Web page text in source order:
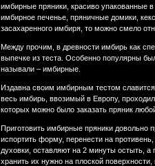
имбирные пряники, красиво упакованные
имбирное печенье, пряничные домики,
засахаренного имбиря, то можно смело
Между прочим, в древности имбирь как
выпечке из теста. Особенно популярны
называли – имбирные.
Издавна своим имбирным тестом славится
весь имбирь, ввозимый в Европу,
которых можно было заказать пряник
Приготовить имбирные пряники довольно
испортить форму, перенести на
духовки, оставляют на 2 минуты остыть,
хранить их нужно на плоской